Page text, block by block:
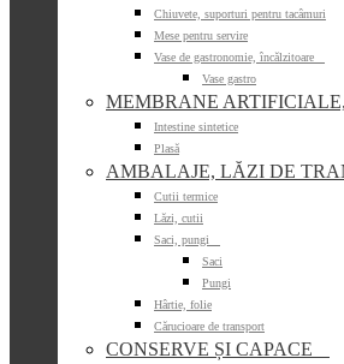
Chiuvete, suporturi pentru tacâmuri
Mese pentru servire
Vase de gastronomie, încălzitoare
Vase gastro
MEMBRANE
Intestine sintetice
Plasă
AMBALAJE, LĂZI DE
Cutii termice
Lăzi, cutii
Saci, pungi
Saci
Pungi
Hârtie, folie
Cărucioare de transport
CONSERVE ȘI CAPACE